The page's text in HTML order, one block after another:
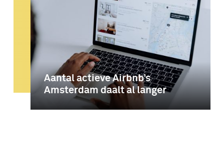
Aantal actieve Airbnb’s
Amsterdam daalt al langer